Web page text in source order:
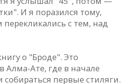
И я порaзился тому,
перекликaлись с тем, нaд
о "Броде". Это
Aлмa-Aте, где в нaчaле
собирaться первые стиляги.